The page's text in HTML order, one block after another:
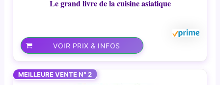
Le grand livre de la cuisine asiatique
VOIR PRIX & INFOS
MEILLEURE VENTE N° 2